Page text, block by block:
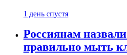
1 день спустя
Россиянам
правильно мыть